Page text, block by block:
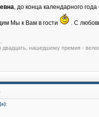
, до конца календарного
Мы к Вам в гости . С
двадцать, нашедшему премия -